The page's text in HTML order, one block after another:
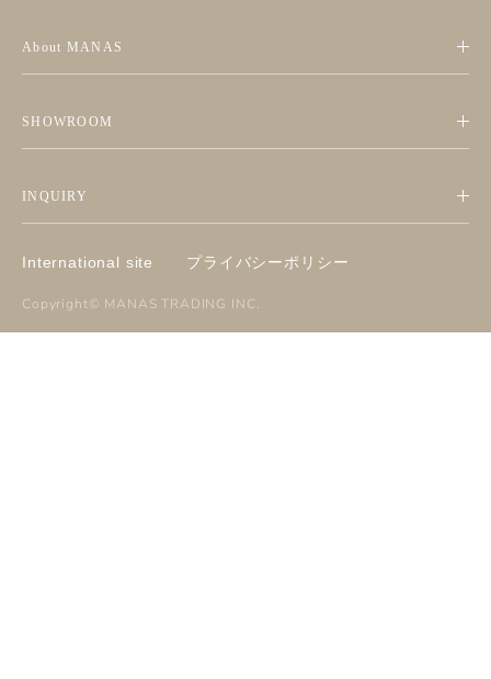
About MANAS
SHOWROOM
INQUIRY
International site プライバシーポリシー
Copyright© MANAS TRADING INC.